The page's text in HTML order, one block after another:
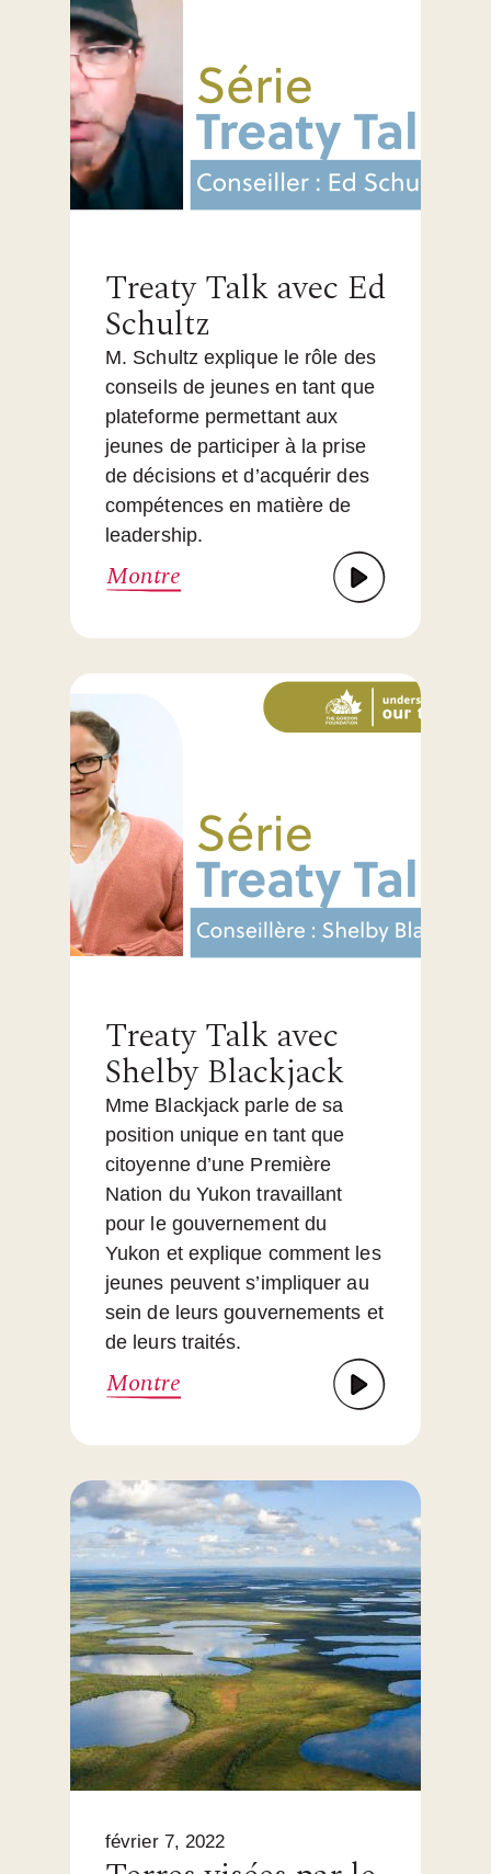
Treaty Talk avec Ed
Schultz
M. Schultz explique le rôle des
conseils de jeunes en tant que
plateforme permettant aux
jeunes de participer à la prise
de décisions et d’acquérir des
compétences en matière de
leadership.
Montre
Treaty Talk avec
Shelby Blackjack
Mme Blackjack parle de sa
position unique en tant que
citoyenne d’une Première
Nation du Yukon travaillant
pour le gouvernement du
Yukon et explique comment les
jeunes peuvent s’impliquer au
sein de leurs gouvernements et
de leurs traités.
Montre
février 7, 2022